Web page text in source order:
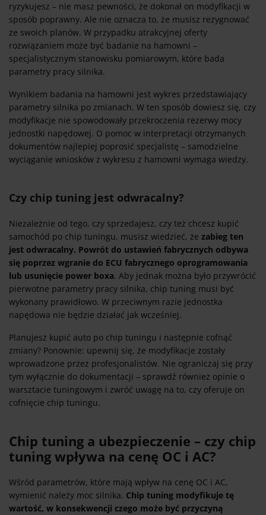
ryzykujesz – nie masz pewności, że dokonał on modyfikacji w
sposób poprawny. Ale nie oznacza to, że musisz rezygnować
ze swoich planów. W przypadku atrakcyjnej oferty
rozwiązaniem może być badanie na hamowni –
specjalistycznym stanowisku pomiarowym, które bada
parametry pracy silnika.
Wynikiem badania na hamowni jest wykres przedstawiający
parametry silnika po zmianach. W ten sposób dowiesz się, czy
modyfikacje nie spowodowały przekroczenia rezerwy mocy
jednostki napędowej. O pomoc w interpretacji otrzymanych
dokumentów najlepiej poprosić specjalistę – samodzielne
wyciąganie wniosków z wykresu z hamowni wymaga wiedzy.
Czy chip tuning jest odwracalny?
Niezależnie od tego, czy sprzedajesz, czy też chcesz kupić
samochód po chip tuningu, musisz wiedzieć, że zabieg ten
jest odwracalny. Powrót do ustawień fabrycznych odbywa
się poprzez wgranie do ECU fabrycznego oprogramowania
lub usunięcie power boxa. Aby jednak można było przywrócić
pierwotne parametry pracy silnika, chip tuning musi być
wykonany prawidłowo. W przeciwnym razie jednostka
napędowa nie będzie działać jak wcześniej.
Planujesz kupić auto po chip tuningu i następnie cofnąć
zmiany? Ponownie: upewnij się, że modyfikacje zostały
wprowadzone przez profesjonalistów. Nie ograniczaj się przy
tym wyłącznie do dokumentacji – sprawdź również opinie o
warsztacie tuningowym i zwróć uwagę na to, czy oferuje on
cofnięcie chip tuningu.
Chip tuning a ubezpieczenie – czy chip
tuning wpływa na cenę OC i AC?
Wśród parametrów, które mają wpływ na cenę OC i AC,
wymienić należy moc silnika. Chip tuning modyfikuje tę
wartość, w konsekwencji czego może być przyczyną